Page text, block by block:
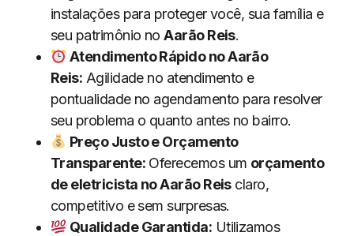
instalações para proteger você, sua família e
seu patrimônio noAarão Reis.
Atendimento Rápido no Aarão
Reis: Agilidade no atendimento e
pontualidade no agendamento para resolver
seu problema o quanto antes no bairro.
Preço Justo e Orçamento
Transparente:Oferecemos um orçamento
de eletricista no Aarão Reisclaro,
competitivo e sem surpresas.
Qualidade Garantida: Utilizamos